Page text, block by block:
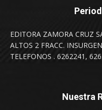
EDITORA ZAMORA CRUZ
ALTOS 2 FRACC.
TELEFONOS . 6262241,
Nuestra